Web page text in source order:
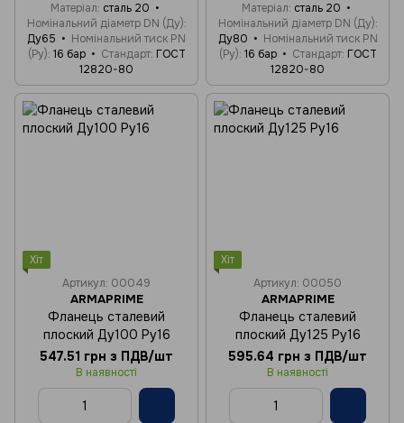
Матеріал сталь 20
Номінальний діаметр DN (Ду)
Ду65
Номінальний тиск PN
(Ру) 16 бар Стандарт ГОСТ
12820-80
Матеріал сталь 20
Номінальний діаметр DN (Ду)
Ду80
Номінальний тиск PN
(Ру) 16 бар Стандарт ГОСТ
12820-80
Хіт
Артикул: 00049
ARMAPRIME
Фланець сталевий
плоский Ду100 Ру16
547.51 грн з ПДВ/шт
В наявності
Хіт
Артикул: 00050
ARMAPRIME
Фланець сталевий
плоский Ду125 Ру16
595.64 грн з ПДВ/шт
В наявності